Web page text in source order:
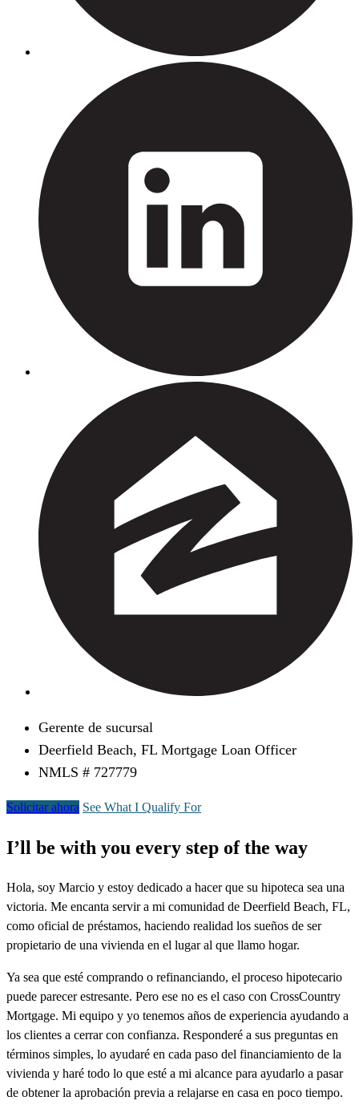
Gerente de sucursal
Deerfield Beach, FL Mortgage Loan Officer
NMLS # 727779
Solicitar ahora See What I Qualify For
I’ll be with you every step of the way
Hola, soy Marcio y estoy dedicado a hacer que su hipoteca sea una
victoria. Me encanta servir a mi comunidad de Deerfield Beach, FL,
como oficial de préstamos, haciendo realidad los sueños de ser
propietario de una vivienda en el lugar al que llamo hogar.
Ya sea que esté comprando o refinanciando, el proceso hipotecario
puede parecer estresante. Pero ese no es el caso con CrossCountry
Mortgage. Mi equipo y yo tenemos años de experiencia ayudando a
los clientes a cerrar con confianza. Responderé a sus preguntas en
términos simples, lo ayudaré en cada paso del financiamiento de la
vivienda y haré todo lo que esté a mi alcance para ayudarlo a pasar
de obtener la aprobación previa a relajarse en casa en poco tiempo.